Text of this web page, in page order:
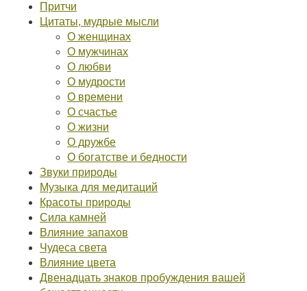
Притчи
Цитаты, мудрые мысли
О женщинах
О мужчинах
О любви
О мудрости
О времени
О счастье
О жизни
О дружбе
О богатстве и бедности
Звуки природы
Музыка для медитаций
Красоты природы
Сила камней
Влияние запахов
Чудеса света
Влияние цвета
Двенадцать знаков пробуждения вашей